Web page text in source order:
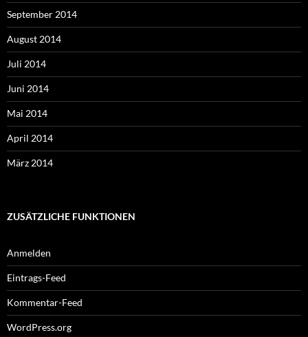
September 2014
August 2014
Juli 2014
Juni 2014
Mai 2014
April 2014
März 2014
ZUSÄTZLICHE FUNKTIONEN
Anmelden
Eintrags-Feed
Kommentar-Feed
WordPress.org